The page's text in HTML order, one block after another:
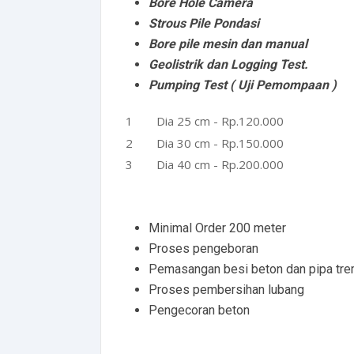
Strous Pile Pondasi
Bore pile mesin dan manual
Geolistrik dan Logging Test.
Pumping Test ( Uji Pemompaan )
Dia 25 cm - Rp.120.000
Dia 30 cm - Rp.150.000
Dia 40 cm - Rp.200.000
Minimal Order 200 meter
Proses pengeboran
Pemasangan besi beton dan pipa
Proses pembersihan lubang
Pengecoran beton